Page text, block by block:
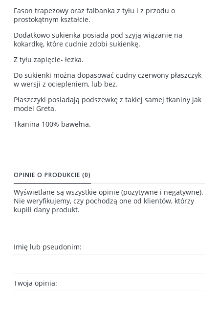
Fason trapezowy oraz falbanka z tyłu i z przodu o
prostokątnym kształcie.
Dodatkowo sukienka posiada pod szyją wiązanie na
kokardkę, które cudnie zdobi sukienkę.
Z tyłu zapięcie- łezka.
Do sukienki można dopasować cudny czerwony płaszczyk
w wersji z ociepleniem, lub bez.
Płaszczyki posiadają podszewkę z takiej samej tkaniny jak
model Greta.
Tkanina 100% bawełna.
OPINIE O PRODUKCIE (0)
Wyświetlane są wszystkie opinie (pozytywne i negatywne).
Nie weryfikujemy, czy pochodzą one od klientów, którzy
kupili dany produkt.
Imię lub pseudonim:
Twoja opinia: